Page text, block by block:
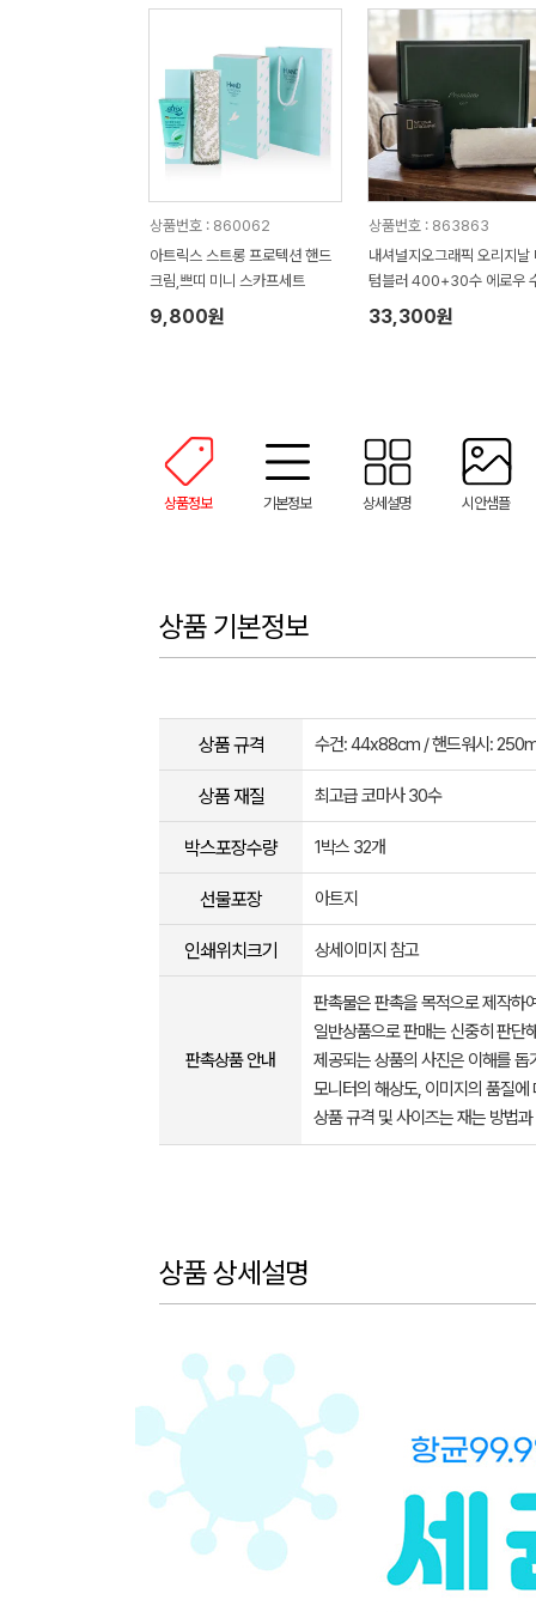
상품번호 : 860062
아트릭스 스트롱 프로텍션 핸드
크림,쁘띠 미니 스카프세트
9,800원
상품번호 : 863863
내셔널지오그래픽 오리지날
텀블러 400+30수 에로우
타올 텀블러세트 NL08
33,300원
상품정보 기본정보 상세설명 시안샘플
상품 기본정보
상품 규격 수건: 44x88cm / 핸드워시:
상품 재질 최고급 코마사 30수
박스포장수량 1박스 32개
선물포장 아트지
인쇄위치크기 상세이미지 참고
판촉상품 안내
판촉물은 판촉을 목적으로 제작하
일반상품으로 판매는 신중히 판단
제공되는 상품의 사진은 이해를
모니터의 해상도, 이미지의 품질
상품 규격 및 사이즈는 재는 방법
상품 상세설명